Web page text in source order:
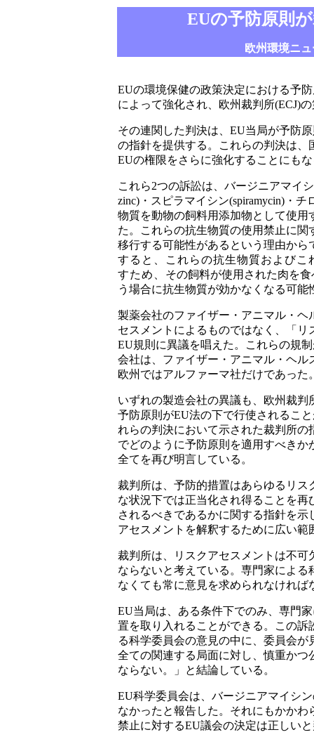
EUの予防原則
欧州環境ニ
EUの環境保健の政策決定における予
によって強化され、欧州裁判所(ECJ)の
その連関した判決は、 EU当局が予防
の指針を提供する。これらの判決は
EUの権限をさらに強化することにも
これら2つの訴訟は、バージニアマイ
zinc) ・スピラマイシン(spiramycin) ・チ
物質を動物の飼料用添加物として使用
た。これらの抗生物質の使用禁止に
移行する可能性があるという理由から
すると、これらの抗生物質および
すため、 その飼料が使用された肉を
う場合に抗生物質が効かなくなる可能
製薬会社のファイザー・アニマル・
セスメントによるものではなく、「
EU規則に異議を唱えた。これらの規
会社は、ファイザー・アニマル・ヘ
欧州ではアルファーマ社だけであった
いずれの製造会社の異議も、欧州裁判
予防原則がEU法の下で行使されるこ
れらの判決において示された裁判所の
でどのように予防原則を適用すべきか
全てを再び明言している。
裁判所は、予防的措置はあらゆるリ
な状況下では正当化され得ることを
されるべきであるかに関する指針を
アセスメントを解釈するために広い
裁判所は、リスクアセスメントは不
ならないと考えている。専門家によ
なくても常に意見を求められなければ
EU当局は、ある条件下でのみ、専門
置を取り入れることができる。この
る科学委員会の意見の中に、委員会
全ての関連する局面に対し、慎重か
ならない。」と結論している。
EU科学委員会は、バージニアマイシ
なかったと報告した。それにもかか
禁止に対するEU議会の決定は正しい